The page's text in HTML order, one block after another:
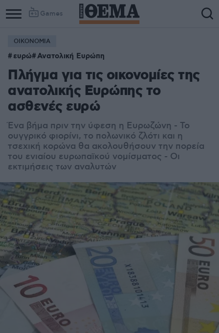
Games
ΟΙΚΟΝΟΜΙΑ
ευρώ Ανατολική Ευρώπη
Πλήγμα για τις οικονομίες της
ανατολικής Ευρώπης το
ασθενές ευρώ
Ένα βήμα πριν την ύφεση η Ευρωζώνη - Το
ουγγρικό φιορίνι, το πολωνικό ζλότι και η
τσεχική κορώνα θα ακολουθήσουν την πορεία
του ενιαίου ευρωπαϊκού νομίσματος - Οι
εκτιμήσεις των αναλυτών